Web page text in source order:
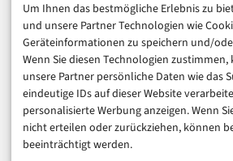
Um Ihnen das bestmögliche Erlebnis zu
und unsere Partner Technologien wie
Geräteinformationen zu speichern und/
Wenn Sie diesen Technologien
unsere Partner persönliche Daten wie das
eindeutige IDs auf dieser Website
personalisierte Werbung anzeigen. Wenn
nicht erteilen oder zurückziehen, können
beeinträchtigt werden.
Consumer & Digital Life
Marketing
Finanzen & FinTech
Business & Karriere
Sicherheit & Recht
Digitalisierung
Marketing